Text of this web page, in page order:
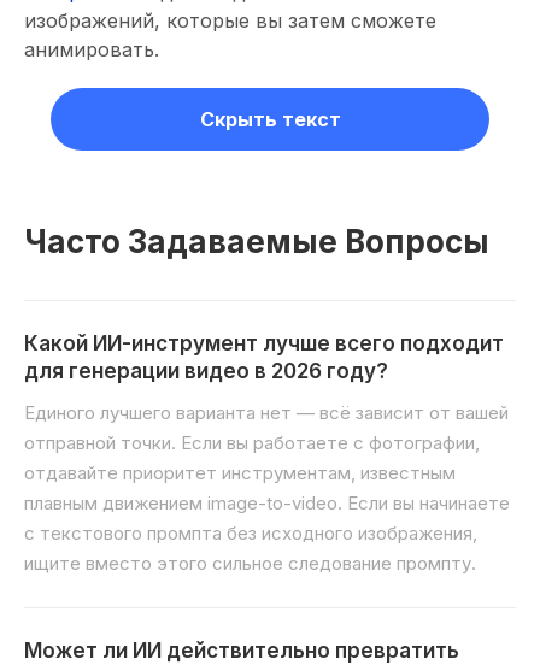
изображений, которые вы затем сможете
анимировать.
Скрыть текст
Часто Задаваемые Вопросы
Какой ИИ-инструмент лучше всего подходит
для генерации видео в 2026 году?
Единого лучшего варианта нет — всё зависит от вашей
отправной точки. Если вы работаете с фотографии,
отдавайте приоритет инструментам, известным
плавным движением image-to-video. Если вы начинаете
с текстового промпта без исходного изображения,
ищите вместо этого сильное следование промпту.
Может ли ИИ действительно превратить